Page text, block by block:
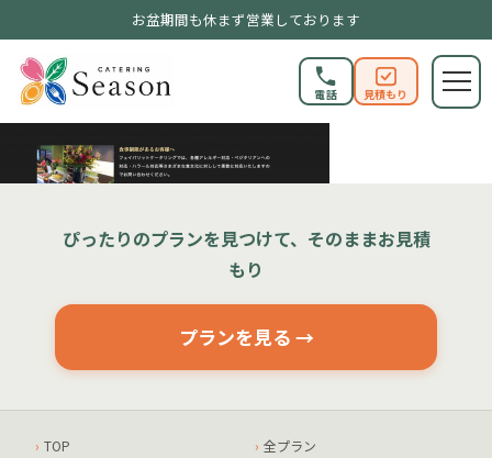
お盆期間も休まず営業しております
電話 見積もり
ぴったりのプランを見つけて、そのままお見積
もり
プランを見る →
TOP
全プラン